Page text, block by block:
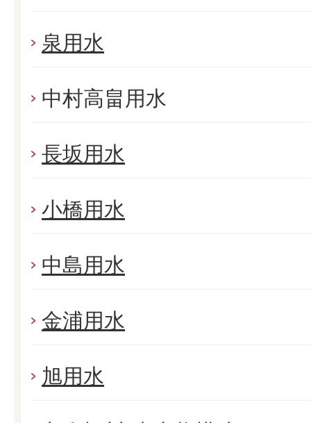
泉用水
中村高畠用水
長坂用水
小橋用水
中島用水
金浦用水
旭用水